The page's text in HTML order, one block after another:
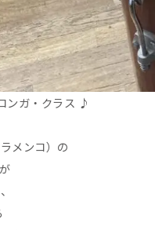
ンガ・クラス ♪
メンコ）の